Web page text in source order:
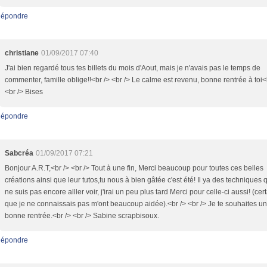
christiane 01/09/2017 07:40
J'ai bien regardé tous tes billets du mois d'Aout, mais je n'avais pas le temps de
commenter, famille oblige!!<br /> <br /> Le calme est revenu, bonne rentrée à
<br /> Bises
Sabcréa 01/09/2017 07:21
Bonjour A.R.T,<br /> <br /> Tout à une fin, Merci beaucoup pour toutes ces belles
créations ainsi que leur tutos,tu nous à bien gâtée c'est été! Il ya des techniques
ne suis pas encore alller voir, j'irai un peu plus tard Merci pour celle-ci aussi!
que je ne connaissais pas m'ont beaucoup aidée).<br /> <br /> Je te souhaites
bonne rentrée.<br /> <br /> Sabine scrapbisoux.